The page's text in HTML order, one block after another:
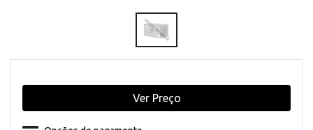
Ver Preço